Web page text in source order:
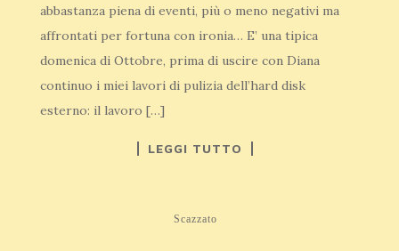
abbastanza piena di eventi, più o meno negativi ma
affrontati per fortuna con ironia… E’ una tipica
domenica di Ottobre, prima di uscire con Diana
continuo i miei lavori di pulizia dell’hard disk
esterno: il lavoro […]
LEGGI TUTTO
Scazzato